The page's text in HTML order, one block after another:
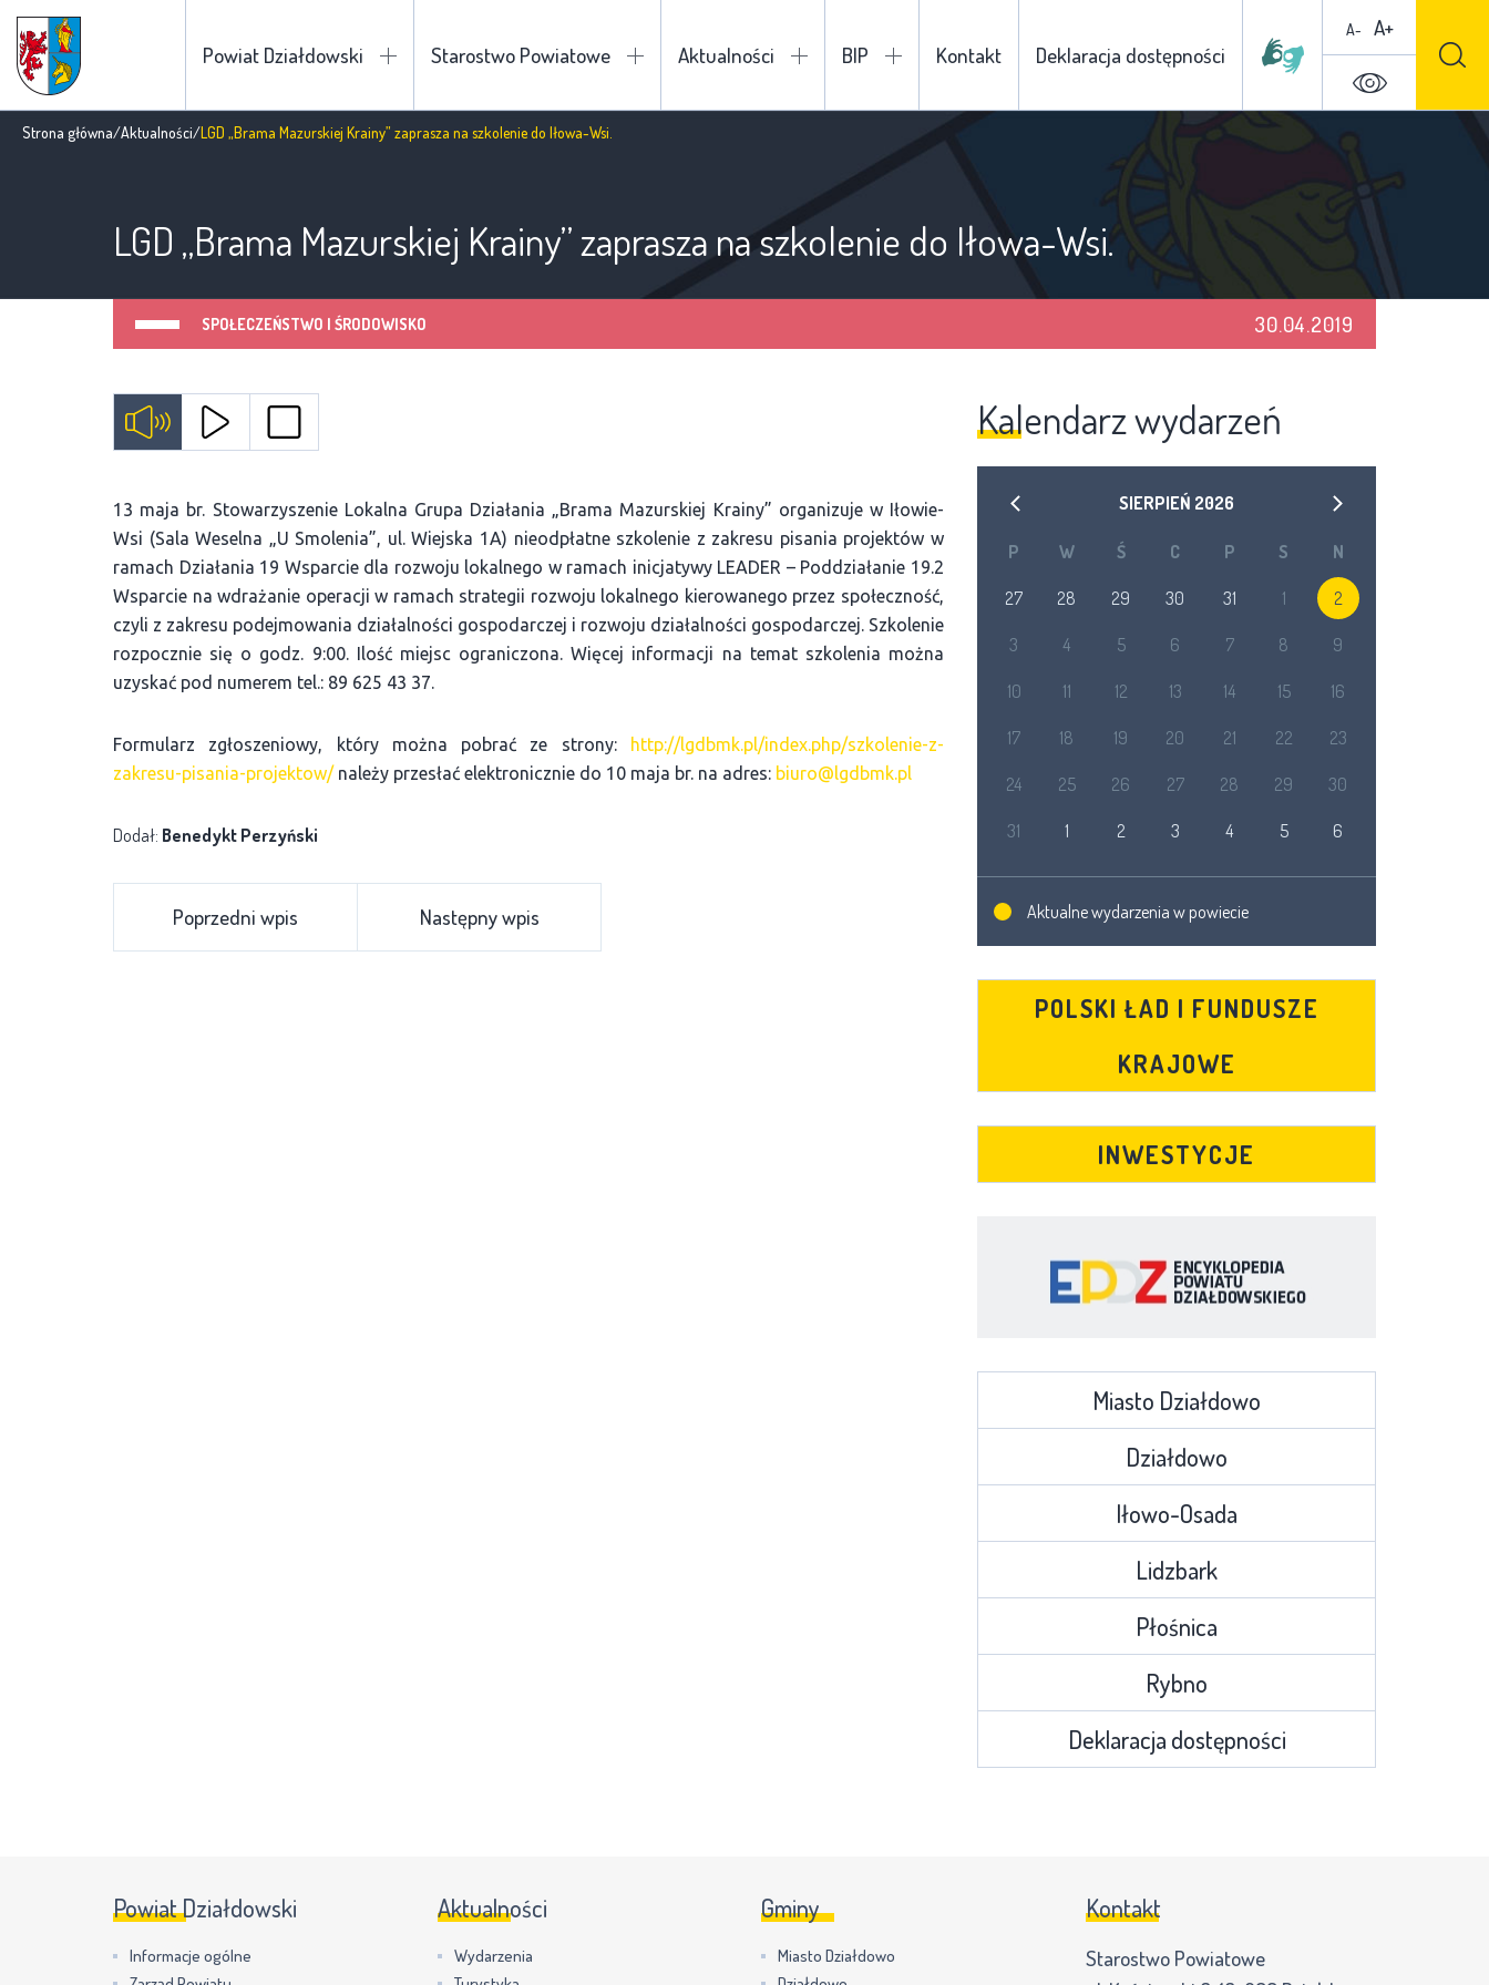
Powiat Działdowski Starostwo Powiatowe Aktualności BIP Kontakt Deklaracja dostępności
A- A+
Strona główna/Aktualności/LGD „Brama Mazurskiej Krainy” zaprasza na szkolenie do Iłowa-Wsi.
LGD „Brama Mazurskiej Krainy” zaprasza na szkolenie do Iłowa-Wsi.
SPOŁECZEŃSTWO I ŚRODOWISKO 30.04.2019
13 maja br. Stowarzyszenie Lokalna Grupa Działania „Brama Mazurskiej Krainy” organizuje w Iłowie-
Wsi (Sala Weselna „U Smolenia”, ul. Wiejska 1A) nieodpłatne szkolenie z zakresu pisania projektów w
ramach Działania 19 Wsparcie dla rozwoju lokalnego w ramach inicjatywy LEADER – Poddziałanie 19.2
Wsparcie na wdrażanie operacji w ramach strategii rozwoju lokalnego kierowanego przez społeczność,
czyli z zakresu podejmowania działalności gospodarczej i rozwoju działalności gospodarczej. Szkolenie
rozpocznie się o godz. 9:00. Ilość miejsc ograniczona. Więcej informacji na temat szkolenia można
uzyskać pod numerem tel.: 89 625 43 37.
Formularz zgłoszeniowy, który można pobrać ze strony:
http://lgdbmk.pl/index.php/szkolenie-z-
zakresu-pisania-projektow/należy przesłać elektronicznie do 10 maja br. na adres: biuro@lgdbmk.pl
Dodał: Benedykt Perzyński
Poprzedni wpis Następny wpis
Kalendarz wydarzeń
SIERPIEŃ 2026
P W Ś C P S N
27 28 29 30 31 1 2
3 4 5 6 7 8 9
10 11 12 13 14 15 16
17 18 19 20 21 22 23
24 25 26 27 28 29 30
31 1 2 3 4 5 6
Aktualne wydarzenia w powiecie
POLSKI ŁAD I FUNDUSZE
KRAJOWE
INWESTYCJE
Miasto Działdowo
Działdowo
Iłowo-Osada
Lidzbark
Płośnica
Rybno
Deklaracja dostępności
Powiat Działdowski
Informacje ogólne
Aktualności
Wydarzenia
Gminy
Miasto Działdowo
Kontakt
Starostwo Powiatowe